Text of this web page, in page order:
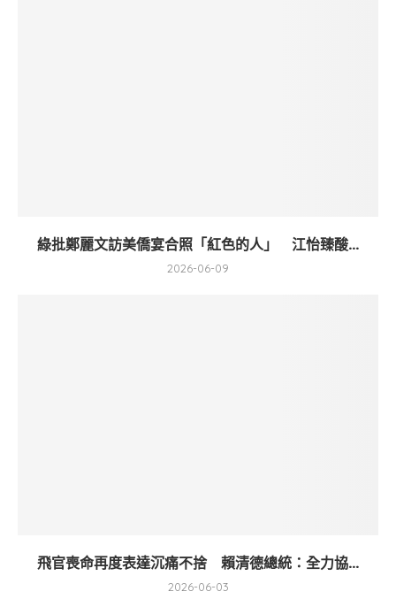
綠批鄭麗文訪美僑宴合照「紅色的人」 江怡臻酸...
2026-06-09
飛官喪命再度表達沉痛不捨 賴清德總統：全力協...
2026-06-03